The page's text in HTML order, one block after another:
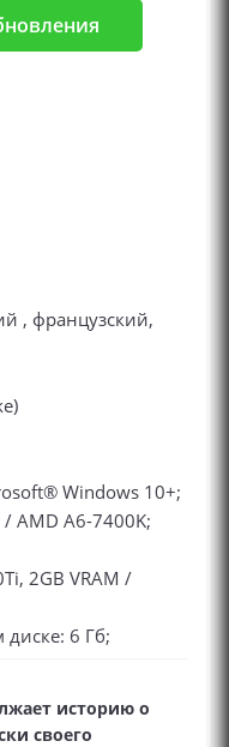
, французский,
Windows 10+;
AMD A6-7400K;
2GB VRAM /
диске: 6 Гб;
историю о
своего